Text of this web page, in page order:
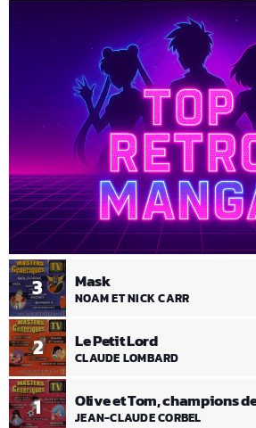
1 Olive et Tom, champions
JEAN-CLAUDE CORBEL
2 Le Petit Lord
CLAUDE LOMBARD
3 Mask
NOAM ET NICK CARR